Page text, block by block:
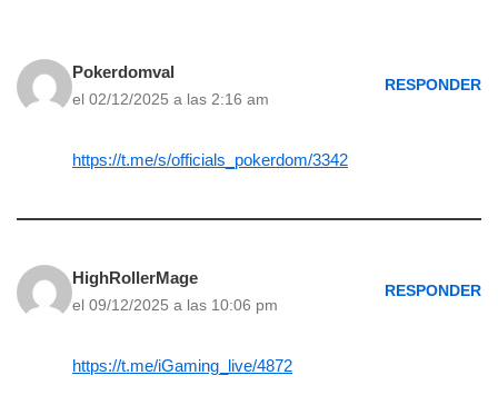
Pokerdomval
el 02/12/2025 a las 2:16 am
RESPONDER
https://t.me/s/officials_pokerdom/3342
HighRollerMage
el 09/12/2025 a las 10:06 pm
RESPONDER
https://t.me/iGaming_live/4872